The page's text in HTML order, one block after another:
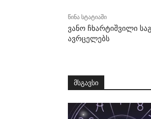
წინა სტატიაში
ვანო ჩხარტიშვილი
ავრცელებს
მსგავსი